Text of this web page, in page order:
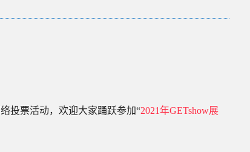
投票活动，欢迎大家踊跃参加“2021年GETshow展